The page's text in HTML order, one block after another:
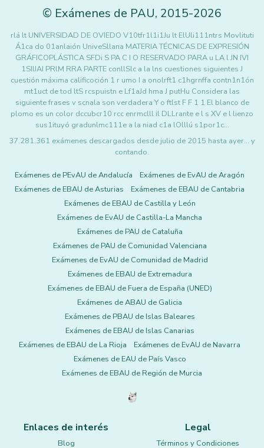
© Exámenes de PAU, 2015-2026
rlá lt UNIVERSIDAD DE OVIEDO V10tfr1l1i1Ju lt ElUli111ntrs Movlituti
Á1ca do 01anlaión UniveSllana MATERIA TÉCNICAS DE EXPRESIÓN
GRÁFICOPLÁSTICA SFDi S PA C I O RESERVADO PARA u LA l JN IVI
1SIIJAI PRlM RRA PARTE conllSlc a la lns cuestiones siguientes J
cuestión máxima calificoción 1 r umo I a onolrft1 c1hgrnffa contn1n1ón
mt1uct de tod ltS rcspuistn e Lf1aJd hma J putHu Considera las
siguiente frases v scnala son verdadera Y o ftlst F F 1 1 El blanco de
plomo es un color dccubcr10 rcc enrmclll il DLLrante e l s XV e l lienzo
sus1ituyó gradunlmc111e a la niad c1a lOlllú s1por1c…
37.281.361 exámenes descargados desde julio de 2015 hasta ayer... y
contando.
Exámenes de PEvAU de Andalucía
Exámenes de EvAU de Aragón
Exámenes de EBAU de Asturias
Exámenes de EBAU de Cantabria
Exámenes de EBAU de Castilla y León
Exámenes de EvAU de Castilla-La Mancha
Exámenes de PAU de Cataluña
Exámenes de PAU de Comunidad Valenciana
Exámenes de EvAU de Comunidad de Madrid
Exámenes de EBAU de Extremadura
Exámenes de EBAU de Fuera de España (UNED)
Exámenes de ABAU de Galicia
Exámenes de PBAU de Islas Baleares
Exámenes de EBAU de Islas Canarias
Exámenes de EBAU de La Rioja
Exámenes de EvAU de Navarra
Exámenes de EAU de País Vasco
Exámenes de EBAU de Región de Murcia
Enlaces de interés
Blog
Legal
Términos y Condiciones